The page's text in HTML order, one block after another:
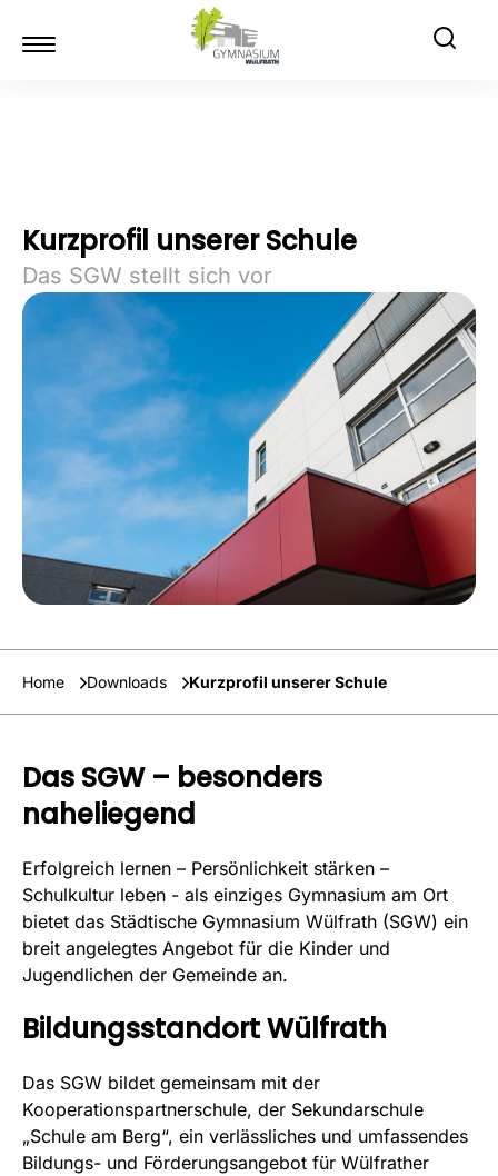
Kurzprofil unserer Schule
Das SGW stellt sich vor
Home Downloads Kurzprofil unserer Schule
Das SGW – besonders
naheliegend
Erfolgreich lernen – Persönlichkeit stärken –
Schulkultur leben - als einziges Gymnasium am Ort
bietet das Städtische Gymnasium Wülfrath (SGW) ein
breit angelegtes Angebot für die Kinder und
Jugendlichen der Gemeinde an.
Bildungsstandort Wülfrath
Das SGW bildet gemeinsam mit der
Kooperationspartnerschule, der Sekundarschule
„Schule am Berg“, ein verlässliches und umfassendes
Bildungs- und Förderungsangebot für Wülfrather